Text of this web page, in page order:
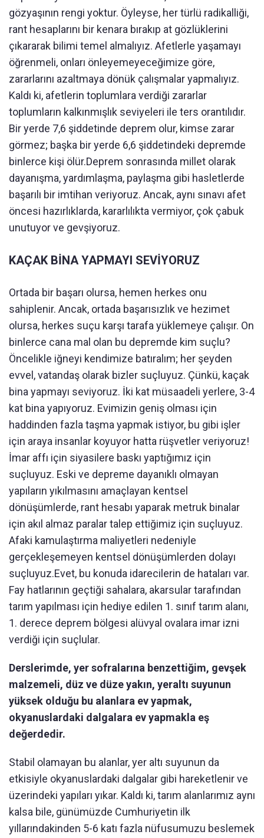
gözyaşının rengi yoktur. Öyleyse, her türlü radikalliği,
rant hesaplarını bir kenara bırakıp at gözlüklerini
çıkararak bilimi temel almalıyız. Afetlerle yaşamayı
öğrenmeli, onları önleyemeyeceğimize göre,
zararlarını azaltmaya dönük çalışmalar yapmalıyız.
Kaldı ki, afetlerin toplumlara verdiği zararlar
toplumların kalkınmışlık seviyeleri ile ters orantılıdır.
Bir yerde 7,6 şiddetinde deprem olur, kimse zarar
görmez; başka bir yerde 6,6 şiddetindeki depremde
binlerce kişi ölür.Deprem sonrasında millet olarak
dayanışma, yardımlaşma, paylaşma gibi hasletlerde
başarılı bir imtihan veriyoruz. Ancak, aynı sınavı afet
öncesi hazırlıklarda, kararlılıkta vermiyor, çok çabuk
unutuyor ve gevşiyoruz.
KAÇAK BİNA YAPMAYI SEVİYORUZ
Ortada bir başarı olursa, hemen herkes onu
sahiplenir. Ancak, ortada başarısızlık ve hezimet
olursa, herkes suçu karşı tarafa yüklemeye çalışır. On
binlerce cana mal olan bu depremde kim suçlu?
Öncelikle iğneyi kendimize batıralım; her şeyden
evvel, vatandaş olarak bizler suçluyuz. Çünkü, kaçak
bina yapmayı seviyoruz. İki kat müsaadeli yerlere, 3-4
kat bina yapıyoruz. Evimizin geniş olması için
haddinden fazla taşma yapmak istiyor, bu gibi işler
için araya insanlar koyuyor hatta rüşvetler veriyoruz!
İmar affı için siyasilere baskı yaptığımız için
suçluyuz. Eski ve depreme dayanıklı olmayan
yapıların yıkılmasını amaçlayan kentsel
dönüşümlerde, rant hesabı yaparak metruk binalar
için akıl almaz paralar talep ettiğimiz için suçluyuz.
Afaki kamulaştırma maliyetleri nedeniyle
gerçekleşemeyen kentsel dönüşümlerden dolayı
suçluyuz.Evet, bu konuda idarecilerin de hataları var.
Fay hatlarının geçtiği sahalara, akarsular tarafından
tarım yapılması için hediye edilen 1. sınıf tarım alanı,
1. derece deprem bölgesi alüvyal ovalara imar izni
verdiği için suçlular.
Derslerimde, yer sofralarına benzettiğim, gevşek
malzemeli, düz ve düze yakın, yeraltı suyunun
yüksek olduğu bu alanlara ev yapmak,
okyanuslardaki dalgalara ev yapmakla eş
değerdedir.
Stabil olamayan bu alanlar, yer altı suyunun da
etkisiyle okyanuslardaki dalgalar gibi hareketlenir ve
üzerindeki yapıları yıkar. Kaldı ki, tarım alanlarımız aynı
kalsa bile, günümüzde Cumhuriyetin ilk
yıllarındakinden 5-6 katı fazla nüfusumuzu beslemek